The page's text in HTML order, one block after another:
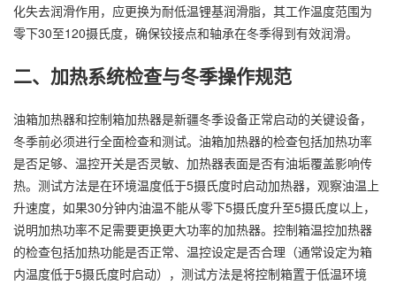
化失去润滑作用，应更换为耐低温锂基润滑脂，其工作温度范围为
零下30至120摄氏度，确保铰接点和轴承在冬季得到有效润滑。
二、加热系统检查与冬季操作规范
油箱加热器和控制箱加热器是新疆冬季设备正常启动的关键设备，
冬季前必须进行全面检查和测试。油箱加热器的检查包括加热功率
是否足够、温控开关是否灵敏、加热器表面是否有油垢覆盖影响传
热。测试方法是在环境温度低于5摄氏度时启动加热器，观察油温上
升速度，如果30分钟内油温不能从零下5摄氏度升至5摄氏度以上，
说明加热功率不足需要更换更大功率的加热器。控制箱温控加热器
的检查包括加热功能是否正常、温控设定是否合理（通常设定为箱
内温度低于5摄氏度时启动），测试方法是将控制箱置于低温环境